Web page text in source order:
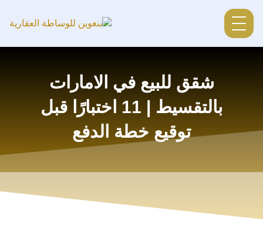
شقق للبيع في الامارات
بالتقسيط | 11 اختبارًا قبل
توقيع خطة الدفع